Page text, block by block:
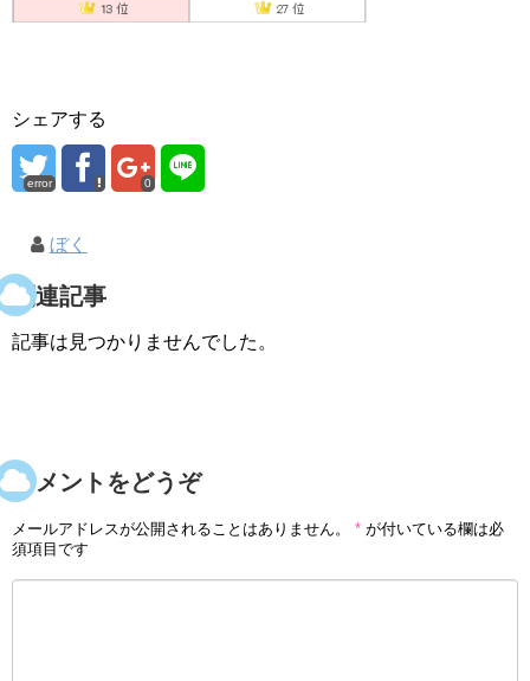
シェアする
error 0
ぼく
関連記事
記事は見つかりませんでした。
コメントをどうぞ
メールアドレスが公開されることはありません。 * が付いている欄は必
須項目です